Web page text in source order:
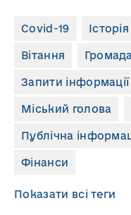
Covid-19 Історія
Вітання
Запити інформації
Міський голова
Публічна
Фінанси
Показати всі теги